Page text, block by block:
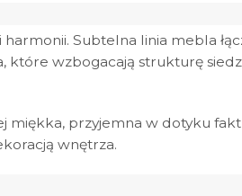
Subtelna linia mebla
które wzbogacają strukturę
miękka, przyjemna w dotyku
wnętrza.